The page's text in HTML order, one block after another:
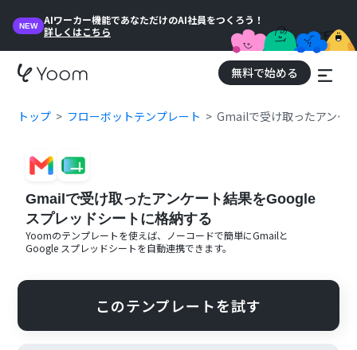
NEW
AIワーカー機能であなただけのAI社員をつくろう！
詳しくはこちら
無料で始める
トップ フローボットテンプレート Gmailで受け取ったアンケ
Gmailで受け取ったアンケート結果をGoogle
スプレッドシートに格納する
Yoomのテンプレートを使えば、ノーコードで簡単にGmailと
Google スプレッドシートを自動連携できます。
このテンプレートを試す